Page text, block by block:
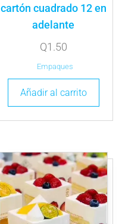
cartón cuadrado 12 en
adelante
Q1.50
Empaques
Añadir al carrito